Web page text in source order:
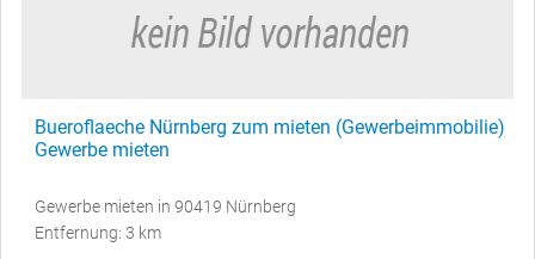
Bueroflaeche Nürnberg zum mieten (Gewerbeimmobilie)
Gewerbe mieten
Gewerbe mieten in 90419 Nürnberg
Entfernung: 3 km